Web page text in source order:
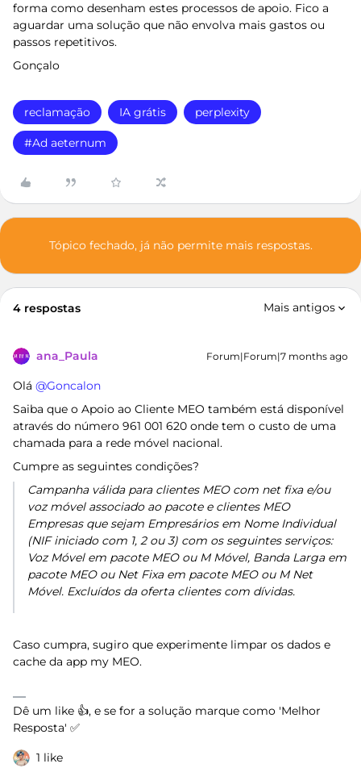
forma como desenham estes processos de apoio. Fico a
aguardar uma solução que não envolva mais gastos ou
passos repetitivos.
Gonçalo
reclamação IA grátis perplexity
#Ad aeternum
Tópico fechado, já não permite mais respostas.
4 respostas Mais antigos
ana_Paula Forum|Forum|7 months ago
Olá ​ @Goncalon
Saiba que o Apoio ao Cliente MEO também está disponível
através do número 961 001 620 onde tem o custo de uma
chamada para a rede móvel nacional.
Cumpre as seguintes condições?
Campanha válida para clientes MEO com net fixa e/ou
voz móvel associado ao pacote e clientes MEO
Empresas que sejam Empresários em Nome Individual
(NIF iniciado com 1, 2 ou 3) com os seguintes serviços:
Voz Móvel em pacote MEO ou M Móvel, Banda Larga em
pacote MEO ou Net Fixa em pacote MEO ou M Net
Móvel. Excluídos da oferta clientes com dívidas.
Caso cumpra, sugiro que experimente limpar os dados e
cache da app my MEO.
Dê um like 👍, e se for a solução marque como 'Melhor
Resposta' ✅
1 like